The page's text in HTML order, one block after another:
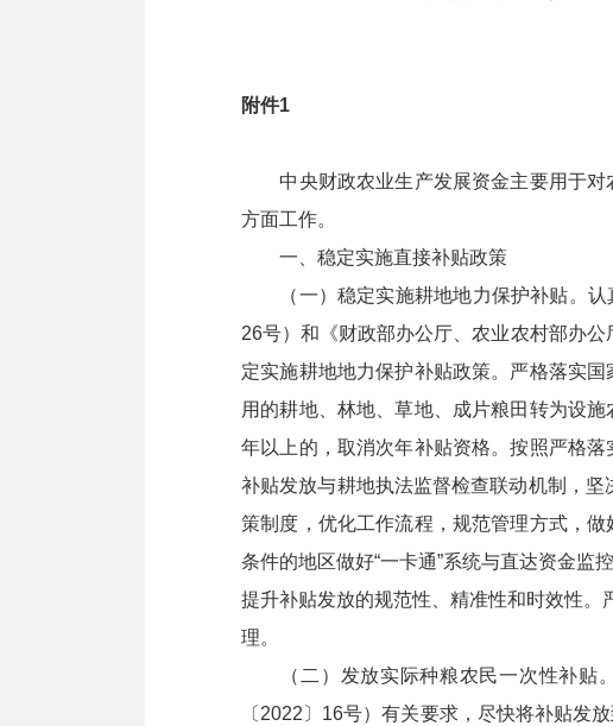
附件1
中央财政农业生产发展资金主要用于对
方面工作。
一、稳定实施直接补贴政策
（一）稳定实施耕地地力保护补贴。认真
26号）和《财政部办公厅、农业农村部办
定实施耕地地力保护补贴政策。严格落实
用的耕地、林地、草地、成片粮田转为设
年以上的，取消次年补贴资格。按照严格
补贴发放与耕地执法监督检查联动机制，坚
策制度，优化工作流程，规范管理方式，
条件的地区做好“一卡通”系统与直达资金监
提升补贴发放的规范性、精准性和时效性。
理。
（二）发放实际种粮农民一次性补贴。
〔2022〕16号）有关要求，尽快将补贴发